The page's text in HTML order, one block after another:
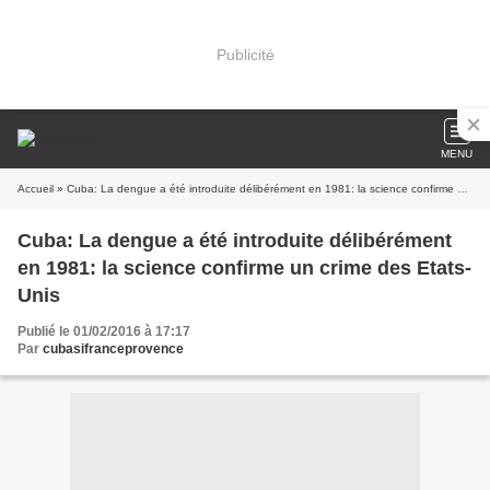
Publicité
MENU
Accueil » Cuba: La dengue a été introduite délibérément en 1981: la science confirme un crime des Etats-Unis
Cuba: La dengue a été introduite délibérément
en 1981: la science confirme un crime des Etats-
Unis
Publié le 01/02/2016 à 17:17
Par cubasifranceprovence